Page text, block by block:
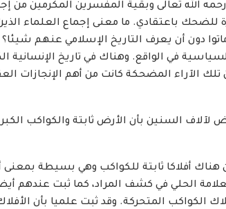
رحمه الله تعالى وبقية المفسرين المكرمين
للضحك باعتقادي. ما معنى إجماع العلماء
دون أن يعرف التاريخ الإسلامي عنهم
في الواقع. وهناك في تاريخ الإنسانية
الآراء المضحكة كانت من أهم الإنجازات
السنين بأن الأرض ثابتة والكواكب
أفلاكا ثابتة للكواكب وهي بسيطة بمعنى
الحلي في كشف المراد، كما ثبت عندهم
الكواكب المتحركة. وقد ثبت علميا بأن